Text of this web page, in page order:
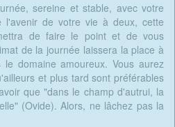
sereine et stable, avec votre
l'avenir de votre vie à deux, cette
de faire le point et de vous
de la journée laissera la place à
domaine amoureux. Vous aurez
et plus tard sont préférables
que "dans le champ d'autrui, la
(Ovide). Alors, ne lâchez pas la